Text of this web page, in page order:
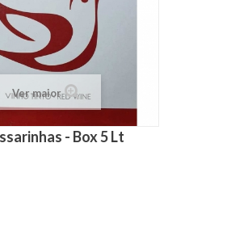
Ver maior
- Box 5 Lt